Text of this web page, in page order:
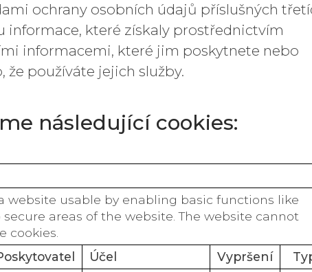
ochrany osobních údajů příslušných
informace, které získaly prostřednictvím
informacemi, které jim poskytnete nebo
že používáte jejich služby.
následující cookies:
website usable by enabling basic functions like
areas of the website. The website cannot
cookies.
Účel Vypršení